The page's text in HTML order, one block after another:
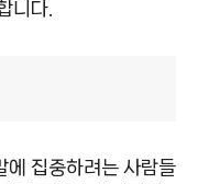
니다.
에 집중하려는 사람들